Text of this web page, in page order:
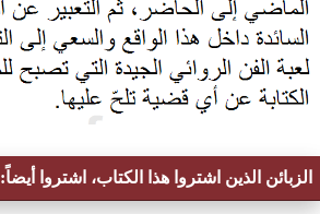
الزبائن الذين اشتروا هذا الكتاب، اشتروا أيضاً: